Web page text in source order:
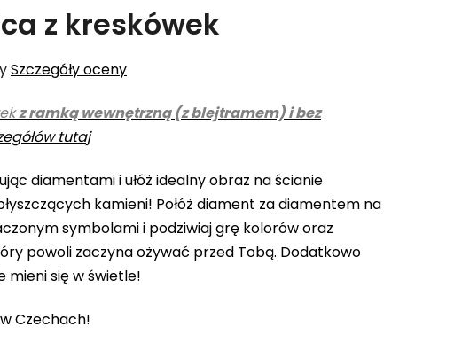
z kreskówek
Szczegóły oceny
z ramką wewnętrzną (z blejtramem) i bez
tutaj
diamentami i ułóż idealny obraz na ścianie
kamieni! Połóż diament za diamentem na
symbolami i podziwiaj grę kolorów oraz
powoli zaczyna ożywać przed Tobą. Dodatkowo
się w świetle!
w Czechach!